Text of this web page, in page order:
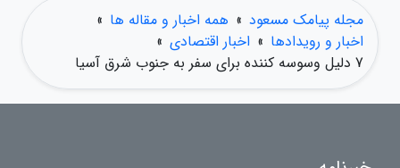
مجله پیامک مسعود » همه اخبار و مقاله ها »
اخبار و رویدادها » اخبار اقتصادی »
7 دلیل وسوسه کننده برای سفر به جنوب شرق آسیا